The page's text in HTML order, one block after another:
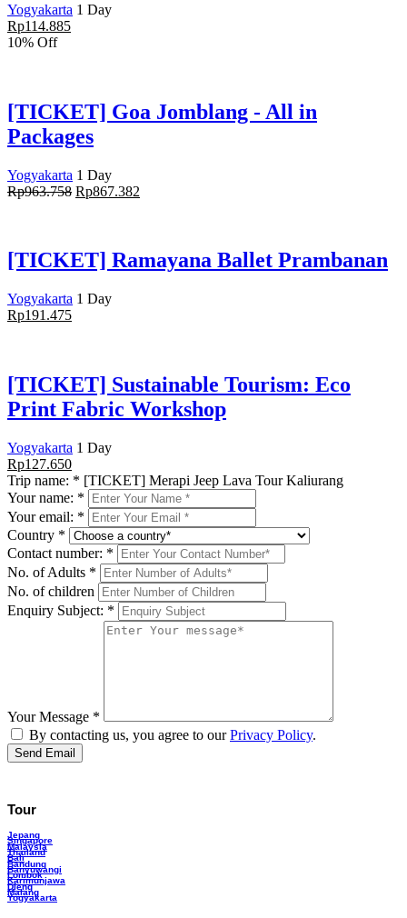
Yogyakarta 1 Day
Rp114.885
10% Off
[TICKET] Goa Jomblang - All in
Packages
Yogyakarta 1 Day
Rp963.758 Rp867.382
[TICKET] Ramayana Ballet Prambanan
Yogyakarta 1 Day
Rp191.475
[TICKET] Sustainable Tourism: Eco
Print Fabric Workshop
Yogyakarta 1 Day
Rp127.650
Trip name: * [TICKET] Merapi Jeep Lava Tour Kaliurang
Your name: *
Your email: *
Country *
Contact number: *
No. of Adults *
No. of children
Enquiry Subject: *
Your Message *
By contacting us, you agree to ourPrivacy Policy.
Tour
Jepang
Singapore
Malaysia
Thailand
Bali
Bandung
Banyuwangi
Lombok
Karimunjawa
Dieng
Malang
Yogyakarta